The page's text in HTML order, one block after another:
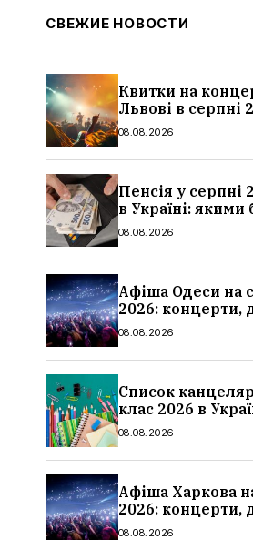
СВЕЖИЕ НОВОСТИ
Квитки на
Львові в серпні
дати, ціни та
08.08.2026
Пенсія у серпні
в Україні: якими
мінімальні та
суми
08.08.2026
Афіша Одеси на
2026: концерти,
ціни квитків
08.08.2026
Список
клас 2026 в
повний чек-лист
08.08.2026
Афіша Харкова
2026: концерти,
ціни квитків
08.08.2026